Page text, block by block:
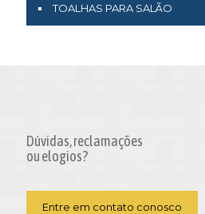
TOALHAS PARA SALÃO
Dúvidas, reclamações
ou elogios?
Entre em contato conosco